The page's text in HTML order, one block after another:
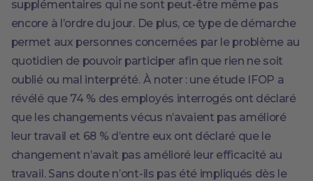
supplémentaires qui ne sont peut-être même pas
encore à l’ordre du jour. De plus, ce type de démarche
permet aux personnes concernées par le problème au
quotidien de pouvoir participer afin que rien ne soit
oublié ou mal interprété. À noter : une étude IFOP a
révélé que 74 % des employés interrogés ont déclaré
que les changements vécus n’avaient pas amélioré
leur travail et 68 % d’entre eux ont déclaré que le
changement n’avait pas amélioré leur efficacité au
travail. Sans doute n’ont-ils pas été impliqués dès le